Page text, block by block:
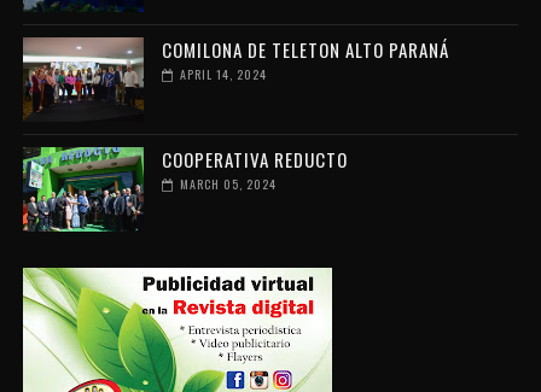
COMILONA DE TELETON ALTO PARANÁ
APRIL 14, 2024
COOPERATIVA REDUCTO
MARCH 05, 2024